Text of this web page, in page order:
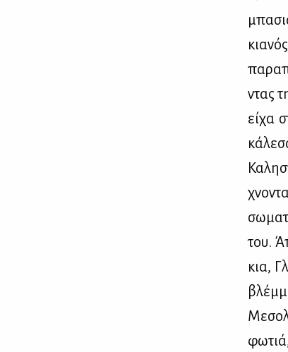
ντας
εί­χα
του.
κια,